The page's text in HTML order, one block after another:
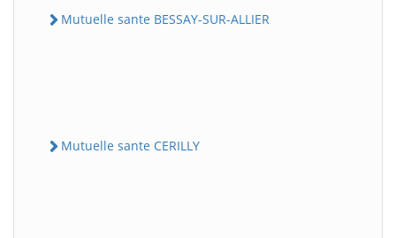
Mutuelle sante BESSAY-SUR-ALLIER
Mutuelle sante CERILLY